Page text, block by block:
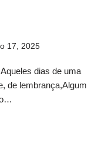
17, 2025
dias de uma
de lembrança,Algum